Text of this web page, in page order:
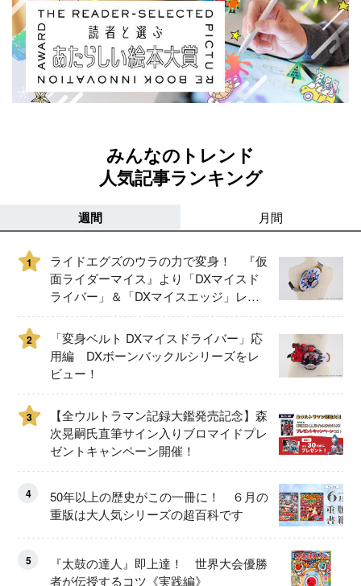
みんなのトレンド
人気記事ランキング
週間 月間
1
ライドエグズのウラの力で変身！ 『仮
面ライダーマイス』より「DXマイスド
ライバー」＆「DXマイスエッジ」レビ
ュー！
2
「変身ベルト DXマイスドライバー」応
用編 DXボーンバックルシリーズをレ
ビュー！
3
【全ウルトラマン記録大鑑発売記念】森
次晃嗣氏直筆サイン入りブロマイドプレ
ゼントキャンペーン開催！
4
50年以上の歴史がこの一冊に！ ６月の
重版は大人気シリーズの超百科です
5
『太鼓の達人』即上達！ 世界大会優勝
者が伝授するコツ《実践編》